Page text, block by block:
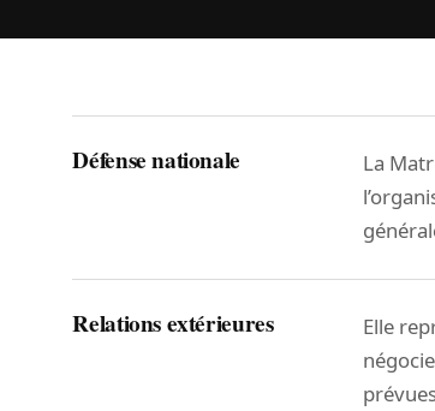
Défense nationale
La
Relations extérieures
Elle